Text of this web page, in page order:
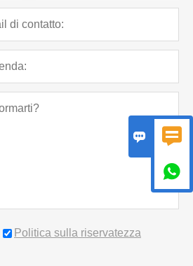
Politica sulla riservatezza
 
